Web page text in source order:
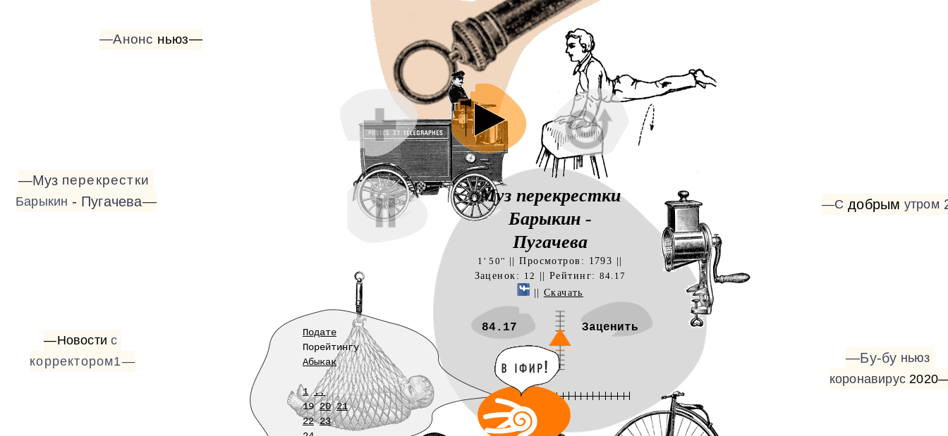
Муз перекрестки
Барыкин -
Пугачева
1' 50'' || Просмотров: 1793 ||
Заценок: 12 || Рейтинг: 84.17
|| Скачать
84.17 Заценить
Подате
Порейтингу
Абыкак
1 ..
19 20 21
22 23
—Муз перекрестки
Барыкин - Пугачева—
—Анонс ньюз—
—С добрым утром
—Бу-бу ньюз
коронавирус
—Новости с
корректором1—